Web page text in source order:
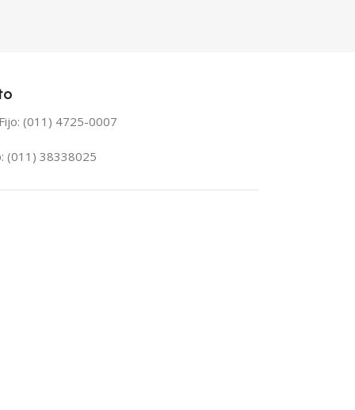
(011) 4725-0007
(011) 38338025